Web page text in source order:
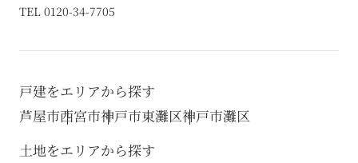
TEL 0120-34-7705
戸建をエリアから探す
芦屋市西宮市神戸市東灘区神戸市灘区
土地をエリアから探す